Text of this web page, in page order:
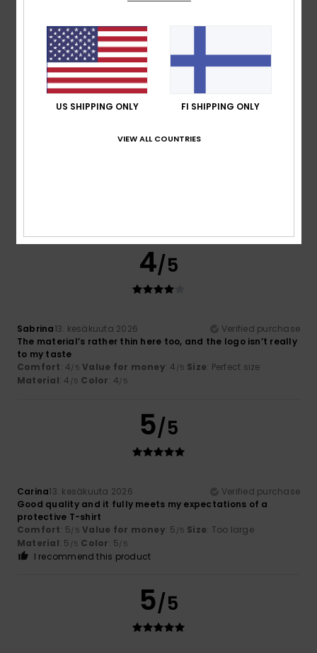
Good product
Comfort: 4/5 Value for money
Material: 4/5 Color: 4/5
5
4/5
Sabrina13. kesäkuuta 2026
Verified purchase
The material’s rather thin here too, and the logo isn’t really
to my taste
Comfort: 4/5 Value for money: 4 /5 Size: Perfect size
Material: 4 /5 Color: 4/5
5/5
Carina13. kesäkuuta 2026
Verified purchase
Good quality and it fully meets my expectations of a
protective T-shirt
Comfort: 5/5 Value for money: 5 /5 Size: Too large
Material: 5 /5 Color: 5/5
I recommend this product
5/5
US SHIPPING ONLY FI SHIPPING ONLY
VIEW ALL COUNTRIES